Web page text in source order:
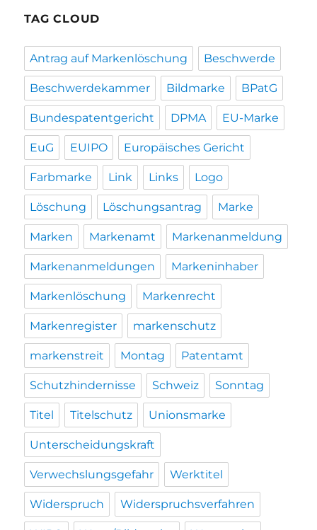
TAG CLOUD
Antrag auf Markenlöschung Beschwerde
Beschwerdekammer Bildmarke BPatG
Bundespatentgericht DPMA EU-Marke
EuG EUIPO Europäisches Gericht
Farbmarke Link Links Logo
Löschung Löschungsantrag Marke
Marken Markenamt Markenanmeldung
Markenanmeldungen Markeninhaber
Markenlöschung Markenrecht
Markenregister markenschutz
markenstreit Montag Patentamt
Schutzhindernisse Schweiz Sonntag
Titel Titelschutz Unionsmarke
Unterscheidungskraft
Verwechslungsgefahr Werktitel
Widerspruch Widerspruchsverfahren